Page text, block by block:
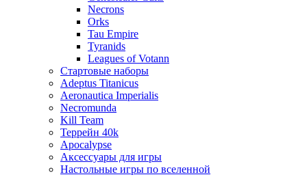
Necrons
Orks
Tau Empire
Tyranids
Leagues of Votann
Стартовые наборы
Adeptus Titanicus
Aeronautica Imperialis
Necromunda
Kill Team
Террейн 40k
Apocalypse
Аксессуары для игры
Настольные игры по вселенной